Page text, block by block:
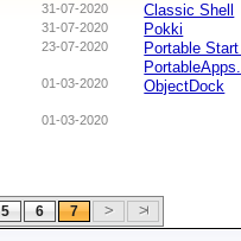
31-07-2020
31-07-2020
23-07-2020
01-03-2020
01-03-2020
Classic Shell
Pokki
Portable
ObjectDock
5 6 7